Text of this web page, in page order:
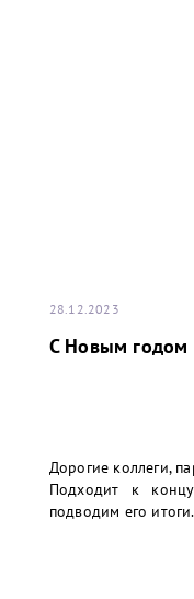
28.12.2023
С Новым годом
Дорогие коллеги,
Подходит к
подводим его итоги.